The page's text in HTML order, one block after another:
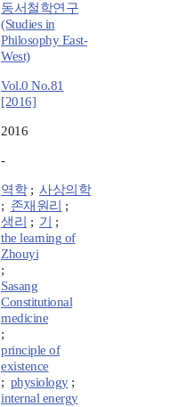
동서철학연구
(Studies in
Philosophy East-
West)
Vol.0 No.81
[2016]
2016
-
역학; 사상의학
; 존재원리 ;
생리 ; 기
;
the learning of
Zhouyi
;
Sasang
Constitutional
medicine
;
principle of
existence
; physiology;
internal energy